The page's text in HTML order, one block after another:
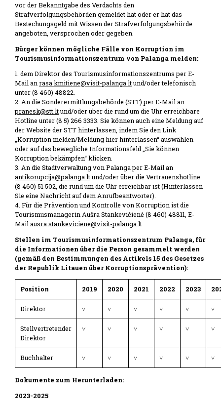
vor der Bekanntgabe des Verdachts den
Strafverfolgungsbehörden gemeldet hat oder er hat das
Bestechungsgeld mit Wissen der Strafverfolgungsbehörde
angeboten, versprochen oder gegeben.
Bürger können mögliche Fälle von Korruption im
Tourismusinformationszentrum von Palanga melden:
1. dem Direktor des Tourismusinformationszentrums per E-
Mail anrasa.kmitiene@visit-palanga.ltund/oder telefonisch
unter (8 460) 48822.
2. An die Sonderermittlungsbehörde (STT) per E-Mail an
pranesk@stt.ltund/oder über die rund um die Uhr erreichbare
Hotline unter (8 5) 266 3333. Sie können auch eine Meldung auf
der Website der STT hinterlassen, indem Sie den Link
„Korruption melden/Meldung hier hinterlassen“ auswählen
oder auf das bewegliche Informationsfeld „Sie können
Korruption bekämpfen“ klicken.
3. An die Stadtverwaltung von Palanga per E-Mail an
antikorupcija@palanga.ltund/oder über die Vertrauenshotline
(8 460) 51 502, die rund um die Uhr erreichbar ist (Hinterlassen
Sie eine Nachricht auf dem Anrufbeantworter).
4. Für die Prävention und Kontrolle von Korruption ist die
Tourismusmanagerin Aušra Stankevičienė (8 460) 48811, E-
Mailausra.stankeviciene@visit-palanga.lt
Stellen im Tourismusinformationszentrum Palanga, für
die Informationen über die Person gesammelt werden
(gemäß den Bestimmungen des Artikels 15 des Gesetzes
der Republik Litauen über Korruptionsprävention):
Position 2019 2020 2021 2022 2023
Direktor ˅ ˅ ˅ ˅ ˅ ˅
Stellvertretender
Direktor
˅ ˅ ˅ ˅ ˅ ˅
Buchhalter ˅ ˅ ˅ ˅ ˅ ˅
Dokumente zum Herunterladen:
2023-2025